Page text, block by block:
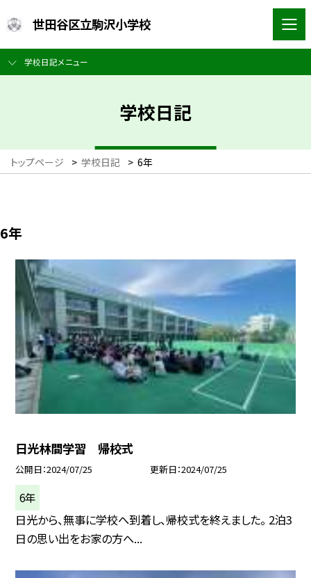
世田谷区立駒沢小学校
学校日記メニュー
学校日記
トップページ > 学校日記 > 6年
6年
日光林間学習 帰校式
公開日 2024/07/25 更新日 2024/07/25
6年
日光から、無事に学校へ到着し、帰校式を終えました。 2泊3
日の思い出をお家の方へ...